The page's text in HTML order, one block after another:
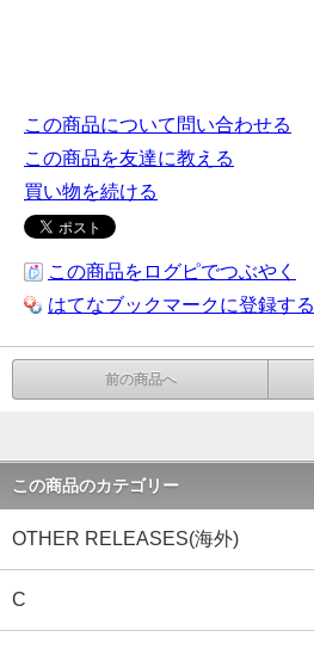
この商品について問い合わせる
この商品を友達に教える
買い物を続ける
この商品をログピでつぶやく
はてなブックマークに登録する
前の商品へ
この商品のカテゴリー
OTHER RELEASES(海外)
C